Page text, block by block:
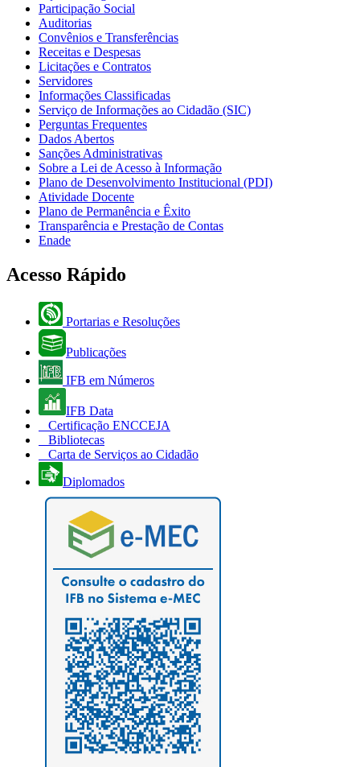
Participação Social
Auditorias
Convênios e Transferências
Receitas e Despesas
Licitações e Contratos
Servidores
Informações Classificadas
Serviço de Informações ao Cidadão (SIC)
Perguntas Frequentes
Dados Abertos
Sanções Administrativas
Sobre a Lei de Acesso à Informação
Plano de Desenvolvimento Institucional (PDI)
Atividade Docente
Plano de Permanência e Êxito
Transparência e Prestação de Contas
Enade
Acesso Rápido
Portarias e Resoluções
Publicações
IFB em Números
IFB Data
Certificação ENCCEJA
Bibliotecas
Carta de Serviços ao Cidadão
Diplomados